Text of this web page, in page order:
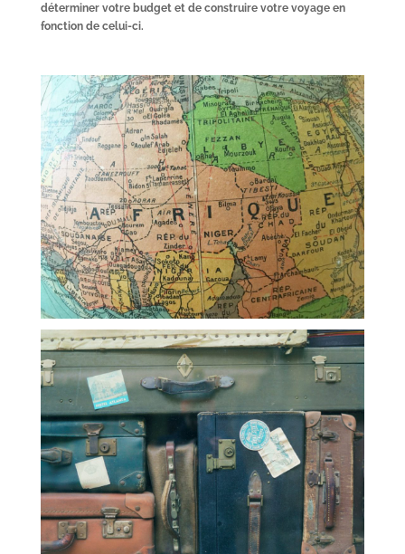
déterminer votre budget et de construire votre voyage en
fonction de celui-ci.